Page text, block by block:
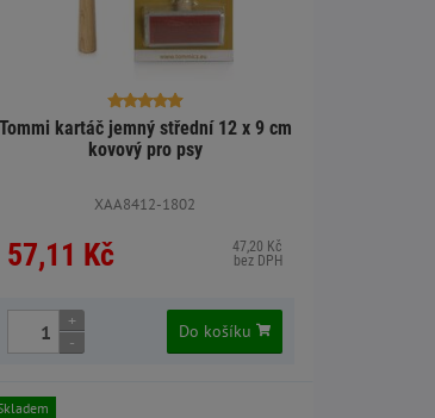
Tommi kartáč jemný střední 12 x 9 cm
kovový pro psy
XAA8412-1802
57,11 Kč
47,20 Kč
bez DPH
+
-
Do košíku